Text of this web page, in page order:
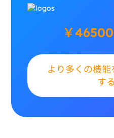
￥46500
より多くの機
する